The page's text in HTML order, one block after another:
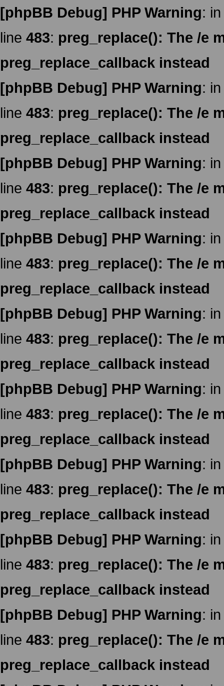
[phpBB Debug] PHP Warning:
line 483: preg_replace(): The /e
preg_replace_callback instead
[phpBB Debug] PHP Warning:
line 483: preg_replace(): The /e
preg_replace_callback instead
[phpBB Debug] PHP Warning:
line 483: preg_replace(): The /e
preg_replace_callback instead
[phpBB Debug] PHP Warning:
line 483: preg_replace(): The /e
preg_replace_callback instead
[phpBB Debug] PHP Warning:
line 483: preg_replace(): The /e
preg_replace_callback instead
[phpBB Debug] PHP Warning:
line 483: preg_replace(): The /e
preg_replace_callback instead
[phpBB Debug] PHP Warning:
line 483: preg_replace(): The /e
preg_replace_callback instead
[phpBB Debug] PHP Warning:
line 483: preg_replace(): The /e
preg_replace_callback instead
[phpBB Debug] PHP Warning:
line 483: preg_replace(): The /e
preg_replace_callback instead